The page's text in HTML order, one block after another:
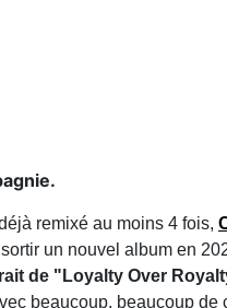
remixé au moins 4 fois,
un nouvel album en
de "Loyalty Over
beaucoup, beaucoup